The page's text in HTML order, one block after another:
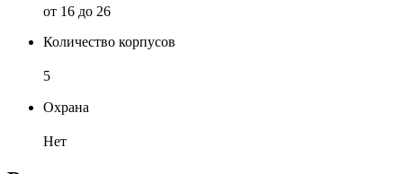
от 16 до 26
Количество корпусов
5
Охрана
Нет